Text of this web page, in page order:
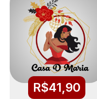
R$41,90